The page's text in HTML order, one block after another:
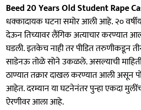
Beed 20 Years Old Student Rape
धक्कादायक घटना समोर आली आहे. २०
देऊन तिच्यावर लैंगिक अत्याचार करण्यात
घडली. इतकेच नाही तर पीडित तरुणीकडून
साडेनऊ तोळे सोने उकळले. असल्याची
ठाण्यात तक्रार दाखल करण्यात आली असून
आहेत. दरम्यान या घटनेनंतर पुन्हा एकदा
ऐरणीवर आला आहे.